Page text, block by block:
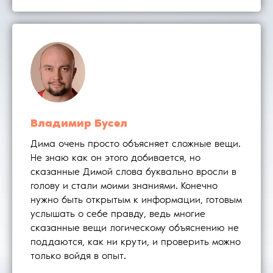
Владимир Бусел
Дима очень просто объясняет сложные вещи.
Не знаю как он этого добивается, но
сказанные Димой слова буквально вросли в
голову и стали моими знаниями. Конечно
нужно быть открытым к информации, готовым
услышать о себе правду, ведь многие
сказанные вещи логическому объяснению не
поддаются, как ни крути, и проверить можно
только войдя в опыт.